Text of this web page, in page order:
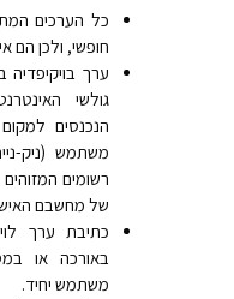
כל הערכים
חופשי, ולכן הם
ערך
גולשי
הנכנסים
משתמש (ניק-
של מחשבם
כתיבת ערך
באורכה או
משתמש יחיד.